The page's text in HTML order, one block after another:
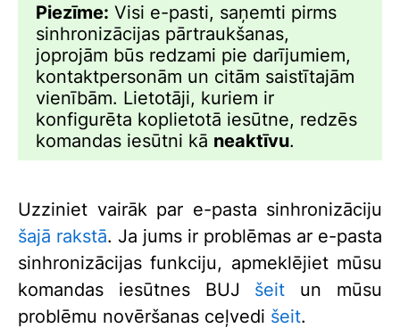
Piezīme: Visi e-pasti, saņemti pirms
sinhronizācijas pārtraukšanas,
joprojām būs redzami pie darījumiem,
kontaktpersonām un citām saistītajām
vienībām. Lietotāji, kuriem ir
konfigurēta koplietotā iesūtne, redzēs
komandas iesūtni kā neaktīvu.
Uzziniet vairāk par e-pasta sinhronizāciju
šajā rakstā. Ja jums ir problēmas ar e-pasta
sinhronizācijas funkciju, apmeklējiet mūsu
komandas iesūtnes BUJ šeit un mūsu
problēmu novēršanas ceļvedi šeit.